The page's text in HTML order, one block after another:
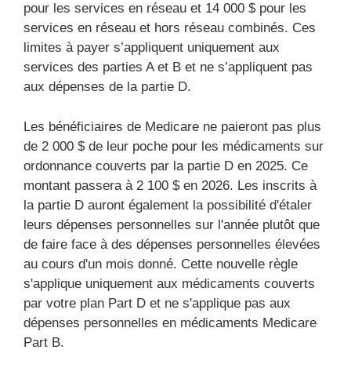
pour les services en réseau et 14 000 $ pour les
services en réseau et hors réseau combinés. Ces
limites à payer s’appliquent uniquement aux
services des parties A et B et ne s’appliquent pas
aux dépenses de la partie D.
Les bénéficiaires de Medicare ne paieront pas plus
de 2 000 $ de leur poche pour les médicaments sur
ordonnance couverts par la partie D en 2025. Ce
montant passera à 2 100 $ en 2026. Les inscrits à
la partie D auront également la possibilité d'étaler
leurs dépenses personnelles sur l'année plutôt que
de faire face à des dépenses personnelles élevées
au cours d'un mois donné. Cette nouvelle règle
s'applique uniquement aux médicaments couverts
par votre plan Part D et ne s'applique pas aux
dépenses personnelles en médicaments Medicare
Part B.